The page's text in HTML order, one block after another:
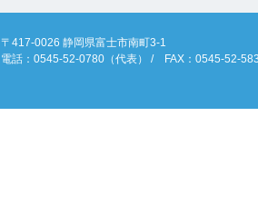
〒417-0026 静岡県富士市南町3-1
電話：0545-52-0780（代表） / FAX：0545-52-